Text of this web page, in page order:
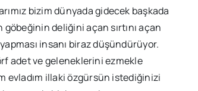
bizim dünyada gidecek başkada
deliğini açan sırtını açan
insanı biraz düşündürüyor.
adet ve geleneklerini ezmekle
evladım illaki özgürsün istediğinizi